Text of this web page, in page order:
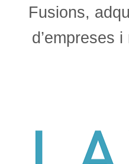
Fusions,
d’empreses